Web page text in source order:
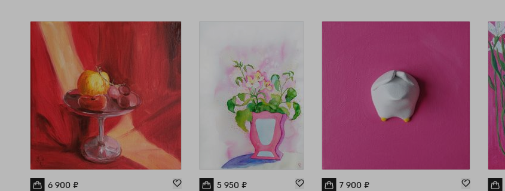
6 900 ₽ 5 950 ₽ 7 900 ₽